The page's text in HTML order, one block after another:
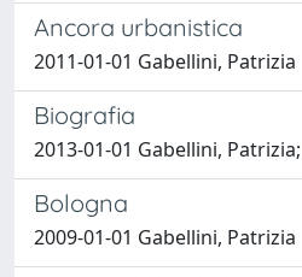
Ancora urbanistica
2011-01-01 Gabellini, Patrizia
Biografia
2013-01-01 Gabellini,
Bologna
2009-01-01 Gabellini, Patrizia